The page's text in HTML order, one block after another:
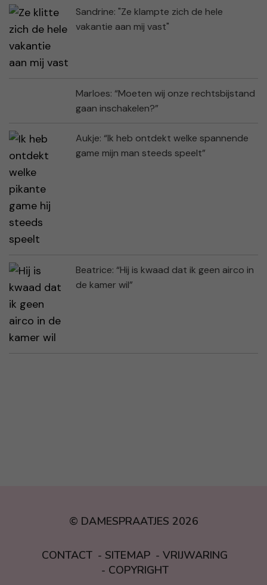
Sandrine: "Ze klampte zich de hele
vakantie aan mij vast"
Marloes: “Moeten wij onze rechtsbijstand
gaan inschakelen?”
Aukje: “Ik heb ontdekt welke spannende
game mijn man steeds speelt”
Beatrice: “Hij is kwaad dat ik geen airco in
de kamer wil”
© DAMESPRAATJES 2026
CONTACT SITEMAP
VRIJWARING
COPYRIGHT